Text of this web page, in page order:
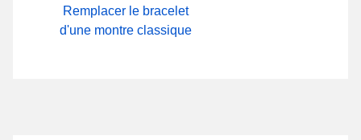
Remplacer le bracelet
d'une montre classique